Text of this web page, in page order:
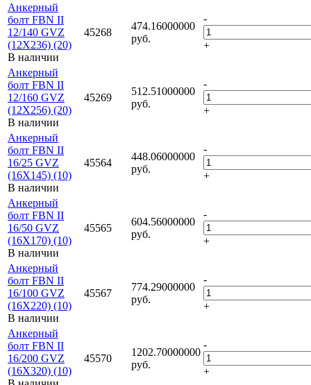
Анкерный
болт FBN II
12/140 GVZ
(12X236) (20)
В наличии
45268
474.16000000
руб.
-
+
Анкерный
болт FBN II
12/160 GVZ
(12X256) (20)
В наличии
45269
512.51000000
руб.
-
+
Анкерный
болт FBN II
16/25 GVZ
(16X145) (10)
В наличии
45564
448.06000000
руб.
-
+
Анкерный
болт FBN II
16/50 GVZ
(16X170) (10)
В наличии
45565
604.56000000
руб.
-
+
Анкерный
болт FBN II
16/100 GVZ
(16X220) (10)
В наличии
45567
774.29000000
руб.
-
+
Анкерный
болт FBN II
16/200 GVZ
(16X320) (10)
45570
1202.70000000
руб.
-
+